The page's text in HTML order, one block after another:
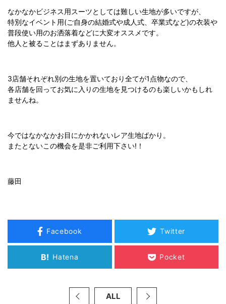
なかなかビジネス用スーツとしては難しい生地が多いですが、
特別なイベント用(ご自身の結婚式や成人式、卒業式など)の衣装や
普段使い用のお洒落着などに大変オススメです。
他人と被ることはまずありません。
3店舗それぞれ別の生地を置いており全てが1点物なので、
各店舗を回ってお気に入りの生地を見つけるのも楽しいかもしれ
ませんね。
今ではなかなかお目にかかれないレア生地ばかり。
またとないこの機会を是非ご利用下さい!！
藤田
Facebook Twitter
B! Hatena Pocket
ALL